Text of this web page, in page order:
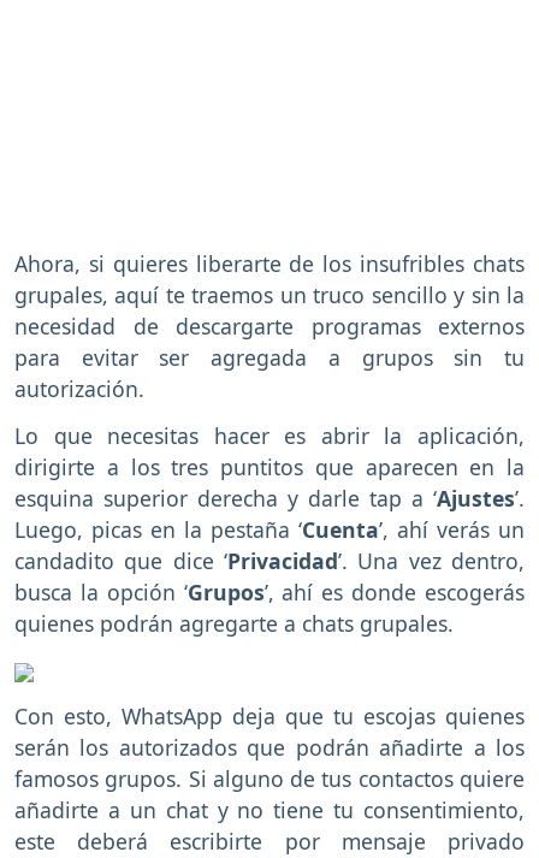
Ahora, si quieres liberarte de los insufribles chats
grupales, aquí te traemos un truco sencillo y sin la
necesidad de descargarte programas externos
para evitar ser agregada a grupos sin tu
autorización.
Lo que necesitas hacer es abrir la aplicación,
dirigirte a los tres puntitos que aparecen en la
esquina superior derecha y darle tap a ‘Ajustes’.
Luego, picas en la pestaña ‘Cuenta’, ahí verás un
candadito que dice ‘Privacidad’. Una vez dentro,
busca la opción ‘Grupos’, ahí es donde escogerás
quienes podrán agregarte a chats grupales.
Con esto, WhatsApp deja que tu escojas quienes
serán los autorizados que podrán añadirte a los
famosos grupos. Si alguno de tus contactos quiere
añadirte a un chat y no tiene tu consentimiento,
este deberá escribirte por mensaje privado